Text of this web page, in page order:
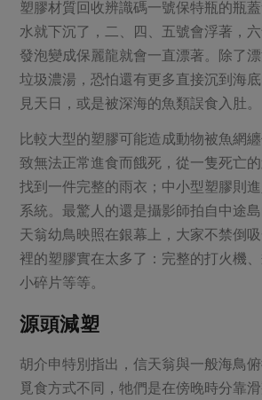
塑膠材質回收辨識碼一號保特瓶的瓶
水就下沉了，二、四、五號會浮著，
發泡變成保麗龍就會一直漂著。除了
垃圾濃湯，恐怕還有更多直接沉到海
見天日，或是被深海的魚類誤食入肚。
比較大型的塑膠可能造成動物被魚網
致無法正常進食而餓死，從一隻死亡
找到一件完整的雨衣；中小型塑膠則
系統。最驚人的還是攝影師拍自中途
天翁幼鳥映照在銀幕上，大家不禁倒
裡的塑膠實在太多了：完整的打火機、
小碎片等等。
源頭減塑
胡介申特別指出，信天翁與一般海鳥
覓食方式不同，牠們是在傍晚時分靠